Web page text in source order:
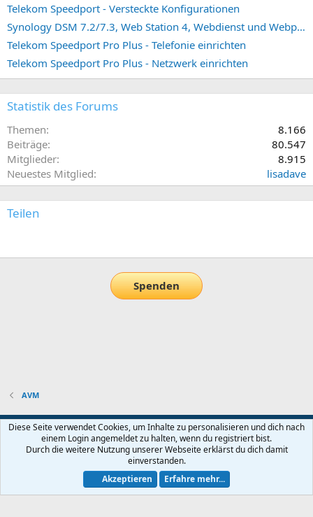
Telekom Speedport - Versteckte Konfigurationen
Synology DSM 7.2/7.3, Web Station 4, Webdienst und Webportal erstellen (ehemals vHost)
Telekom Speedport Pro Plus - Telefonie einrichten
Telekom Speedport Pro Plus - Netzwerk einrichten
Statistik des Forums
Themen
8.166
Beiträge
80.547
Mitglieder
8.915
Neuestes Mitglied
lisadave
Teilen
Spenden
AVM
Default-Theme
Nutzungsbedingungen
Datenschutz Hilfe und Impressum Start
Community platform by XenForo® © 2010-2026 XenForo Ltd.
Diese Seite verwendet Cookies, um Inhalte zu personalisieren und dich nach
einem Login angemeldet zu halten, wenn du registriert bist.
Durch die weitere Nutzung unserer Webseite erklärst du dich damit
einverstanden.
Akzeptieren
Erfahre mehr...